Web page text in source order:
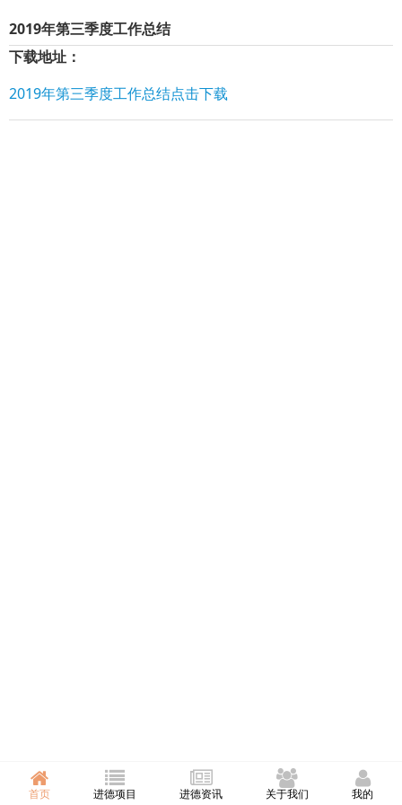
2019年第三季度工作总结
下载地址：
2019年第三季度工作总结点击下载
首页 进德项目 进德资讯 关于我们 我的